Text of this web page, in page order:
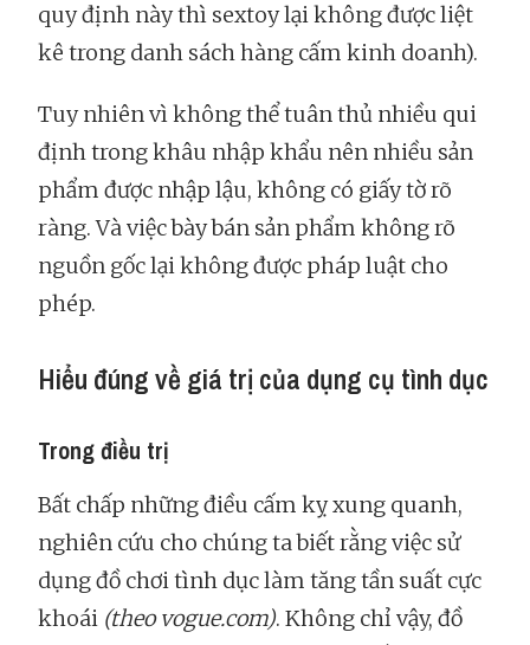
quy định này thì sextoy lại không được liệt
kê trong danh sách hàng cấm kinh doanh).
Tuy nhiên vì không thể tuân thủ nhiều qui
định trong khâu nhập khẩu nên nhiều sản
phẩm được nhập lậu, không có giấy tờ rõ
ràng. Và việc bày bán sản phẩm không rõ
nguồn gốc lại không được pháp luật cho
phép.
Hiểu đúng về giá trị của dụng cụ tình dục
Trong điều trị
Bất chấp những điều cấm kỵ xung quanh,
nghiên cứu cho chúng ta biết rằng việc sử
dụng đồ chơi tình dục làm tăng tần suất cực
khoái (theo vogue.com). Không chỉ vậy, đồ